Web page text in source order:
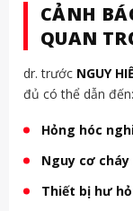
CẢNH
QUAN
dr. trước NGUY
đủ có thể dẫn đến:
Hỏng hóc
Nguy cơ cháy
Thiết bị hư